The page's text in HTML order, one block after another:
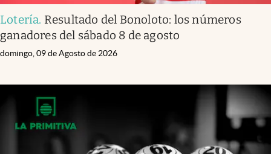
Lotería. Resultado del Bonoloto: los números
ganadores del sábado 8 de agosto
domingo, 09 de Agosto de 2026